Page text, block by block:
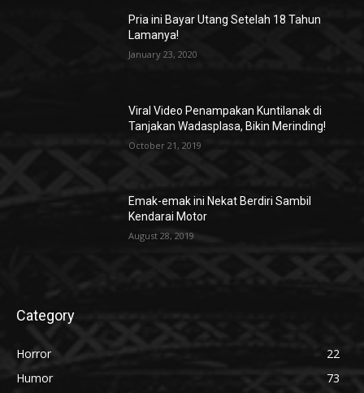
Pria ini Bayar Utang Setelah 18 Tahun
Lamanya!
January 23, 2020
Viral Video Penampakan Kuntilanak di
Tanjakan Wadasplasa, Bikin Merinding!
October 21, 2019
Emak-emak ini Nekat Berdiri Sambil
Kendarai Motor
August 28, 2019
Category
Horror
22
Humor
73